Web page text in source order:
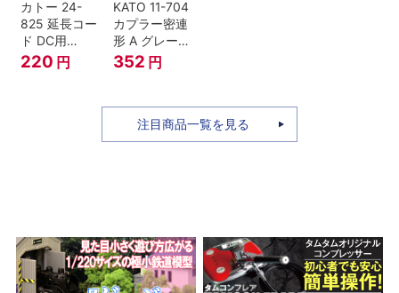
カトー 24-
825 延長コー
ド DC用
(90cm）
220 円
KATO 11-704
カプラー密連
形 A グレー
(20個入) (ア
ーノルドカプ
352 円
注目商品一覧を見る